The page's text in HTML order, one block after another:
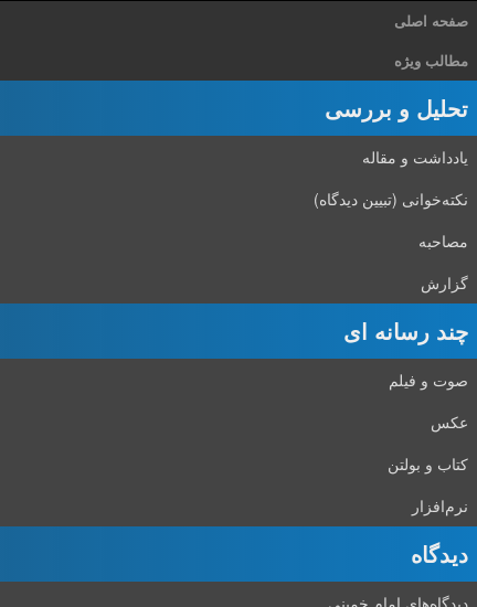
صفحه اصلی
مطالب ویژه
تحلیل و بررسی
یادداشت و مقاله
نکته‌خوانی (تبیین دیدگاه)
مصاحبه
گزارش
چند رسانه ای
صوت و فیلم
عکس
کتاب و بولتن
نرم‌افزار
دیدگاه‌
دیدگاه‌های امام خمینی